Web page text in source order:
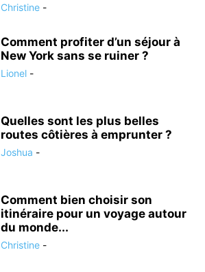
Christine -
Comment profiter d’un séjour à
New York sans se ruiner ?
Lionel -
Quelles sont les plus belles
routes côtières à emprunter ?
Joshua -
Comment bien choisir son
itinéraire pour un voyage autour
du monde...
Christine -